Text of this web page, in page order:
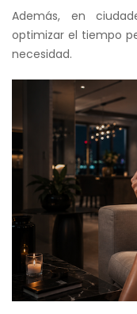
Además, en
optimizar el tiempo
necesidad.